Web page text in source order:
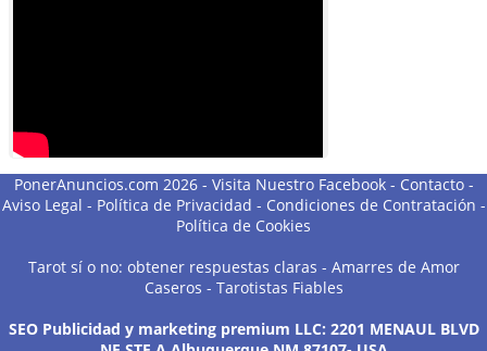
PonerAnuncios.com 2026 - Visita Nuestro Facebook- Contacto-
Aviso Legal - Política de Privacidad - Condiciones de Contratación -
Política de Cookies
Tarot sí o no: obtener respuestas claras - Amarres de Amor
Caseros - Tarotistas Fiables
SEO Publicidad y marketing premium LLC: 2201 MENAUL BLVD